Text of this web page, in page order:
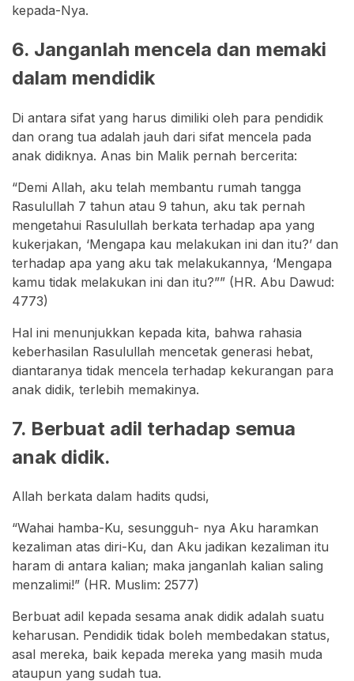
kepada-Nya.
6. Janganlah mencela dan memaki
dalam mendidik
Di antara sifat yang harus dimiliki oleh para pendidik
dan orang tua adalah jauh dari sifat mencela pada
anak didiknya. Anas bin Malik pernah bercerita:
“Demi Allah, aku telah membantu rumah tangga
Rasulullah 7 tahun atau 9 tahun, aku tak pernah
mengetahui Rasulullah berkata terhadap apa yang
kukerjakan, ‘Mengapa kau melakukan ini dan itu?’ dan
terhadap apa yang aku tak melakukannya, ‘Mengapa
kamu tidak melakukan ini dan itu?”” (HR. Abu Dawud:
4773)
Hal ini menunjukkan kepada kita, bahwa rahasia
keberhasilan Rasulullah mencetak generasi hebat,
diantaranya tidak mencela terhadap kekurangan para
anak didik, terlebih memakinya.
7. Berbuat adil terhadap semua
anak didik.
Allah berkata dalam hadits qudsi,
“Wahai hamba-Ku, sesungguh- nya Aku haramkan
kezaliman atas diri-Ku, dan Aku jadikan kezaliman itu
haram di antara kalian; maka janganlah kalian saling
menzalimi!” (HR. Muslim: 2577)
Berbuat adil kepada sesama anak didik adalah suatu
keharusan. Pendidik tidak boleh membedakan status,
asal mereka, baik kepada mereka yang masih muda
ataupun yang sudah tua.